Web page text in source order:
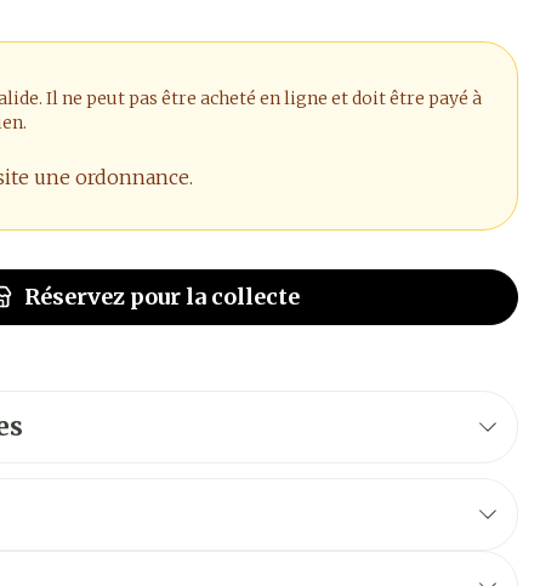
Il ne peut pas être acheté en ligne et doit être payé à
une ordonnance.
Réservezpour la collecte